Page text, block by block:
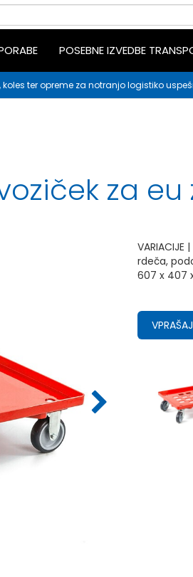
POSEBNE IZVEDBE
ter opreme za notranjo logistiko
za
rdeča,
607 x 407